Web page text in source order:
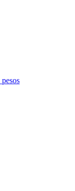
pesos